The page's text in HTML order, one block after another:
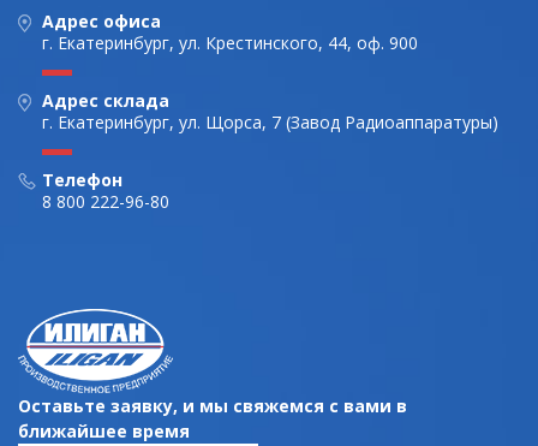
Адрес офиса
г. Екатеринбург, ул. Крестинского, 44, оф. 900
Адрес склада
г. Екатеринбург, ул. Щорса, 7 (Завод Радиоаппаратуры)
Телефон
8 800 222-96-80
Оставьте заявку, и мы свяжемся с вами в
ближайшее время